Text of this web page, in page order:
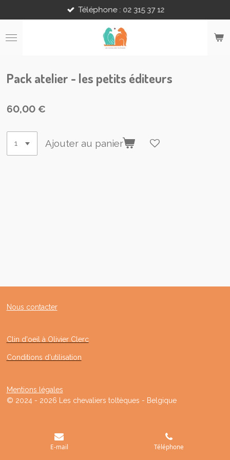
au
contenu
principal
Téléphone : 02 315 37 12
Pack atelier - les petits éditeurs
60,00 €
Ajouter au panier
Nous contacter
Clin d'oeil à Olivier Clerc
Conditions d'utilisation
Mentions légales
© 2024 - 2026 Les chevaliers toltèques - Belgique
E-mail Téléphone